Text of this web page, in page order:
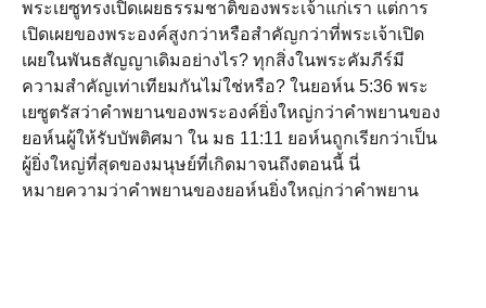
พระเยซูทรงเปิดเผยธรรมชาติของพระเจ้าแก่เรา แต่การ
เปิดเผยของพระองค์สูงกว่าหรือสำคัญกว่าที่พระเจ้าเปิด
เผยในพันธสัญญาเดิมอย่างไร? ทุกสิ่งในพระคัมภีร์มี
ความสำคัญเท่าเทียมกันไม่ใช่หรือ? ในยอห์น 5:36 พระ
เยซูตรัสว่าคำพยานของพระองค์ยิ่งใหญ่กว่าคำพยานของ
ยอห์นผู้ให้รับบัพติศมา ใน มธ 11:11 ยอห์นถูกเรียกว่าเป็น
ผู้ยิ่งใหญ่ที่สุดของมนุษย์ที่เกิดมาจนถึงตอนนี้ นี่
หมายความว่าคำพยานของยอห์นยิ่งใหญ่กว่าคำพยาน